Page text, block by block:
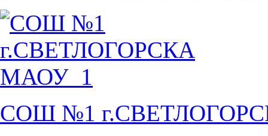
СОШ №1